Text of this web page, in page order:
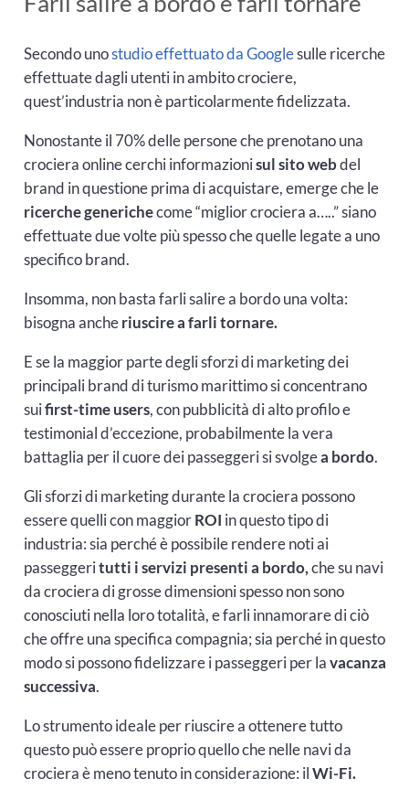
Secondo unostudio effettuato da Googlesulle ricerche
effettuate dagli utenti in ambito crociere,
quest’industria non è particolarmente fidelizzata.
Nonostante il 70% delle persone che prenotano una
crociera online cerchi informazionisul sito webdel
brand in questione prima di acquistare, emerge che le
ricerche generichecome “miglior crociera a…..” siano
effettuate due volte più spesso che quelle legate a uno
specifico brand.
Insomma, non basta farli salire a bordo una volta:
bisogna ancheriuscire a farli tornare.
E se la maggior parte degli sforzi di marketing dei
principali brand di turismo marittimo si concentrano
suifirst-time users, con pubblicità di alto profilo e
testimonial d’eccezione, probabilmente la vera
battaglia per il cuore dei passeggeri si svolgea bordo.
Gli sforzi di marketing durante la crociera possono
essere quelli con maggiorROI in questo tipo di
industria: sia perché è possibile rendere noti ai
passeggeritutti i servizi presenti a bordo,che su navi
da crociera di grosse dimensioni spesso non sono
conosciuti nella loro totalità, e farli innamorare di ciò
che offre una specifica compagnia; sia perché in questo
modo si possono fidelizzare i passeggeri per lavacanza
successiva.
Lo strumento ideale per riuscire a ottenere tutto
questo può essere proprio quello che nelle navi da
crociera è meno tenuto in considerazione: ilWi-Fi.